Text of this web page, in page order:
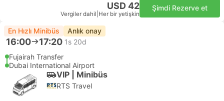
USD 42
Vergiler dahil Her bir yetişkin
Şimdi Rezerve et
En Hızlı Minibüs Anlık onay
16:00 17:20 1s 20d
Fujairah Transfer
Dubai International Airport
VIP | Minibüs
RTS Travel